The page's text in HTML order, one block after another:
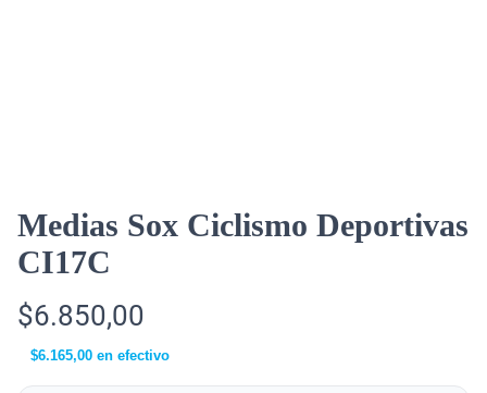
Medias Sox Ciclismo Deportivas
CI17C
$6.850,00
$6.165,00 en efectivo